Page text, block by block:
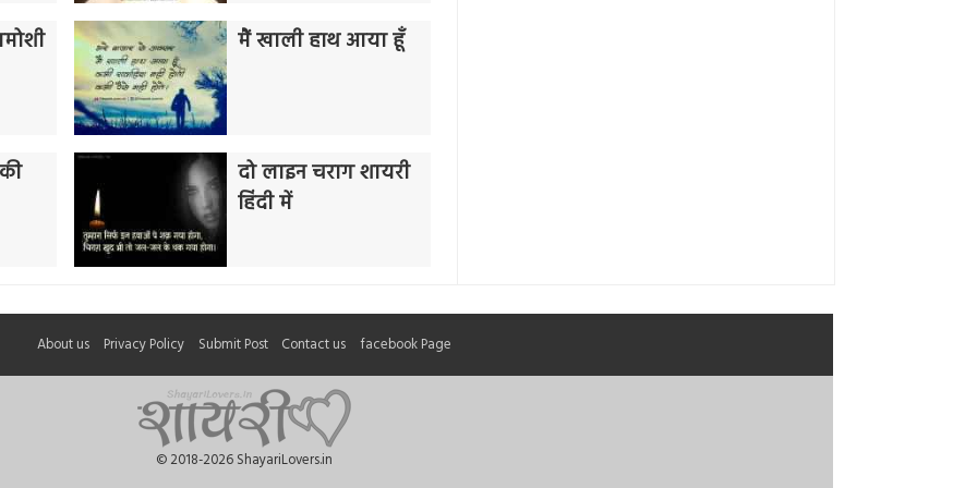
मैं खाली हाथ आया हूँ
दो लाइन चराग शायरी
हिंदी में
About us Privacy Policy Submit Post Contact us facebook Page
© 2018-2026 ShayariLovers.in